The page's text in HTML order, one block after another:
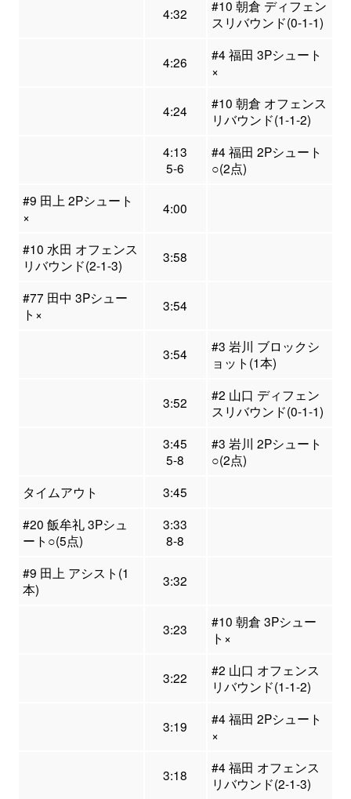
4:32
#10 朝倉 ディフェン
スリバウンド(0-1-1)
4:26
#4 福田 3Pシュート
×
4:24
#10 朝倉 オフェンス
リバウンド(1-1-2)
4:13
5-6
#4 福田 2Pシュート
○(2点)
#9 田上 2Pシュート
×
4:00
#10 水田 オフェンス
リバウンド(2-1-3)
3:58
#77 田中 3Pシュー
ト×
3:54
3:54
#3 岩川 ブロックシ
ョット(1本)
3:52
#2 山口 ディフェン
スリバウンド(0-1-1)
3:45
5-8
#3 岩川 2Pシュート
○(2点)
タイムアウト
3:45
#20 飯牟礼 3Pシュ
ート○(5点)
3:33
8-8
#9 田上 アシスト(1
本)
3:32
3:23
#10 朝倉 3Pシュー
ト×
3:22
#2 山口 オフェンス
リバウンド(1-1-2)
3:19
#4 福田 2Pシュート
×
3:18
#4 福田 オフェンス
リバウンド(2-1-3)